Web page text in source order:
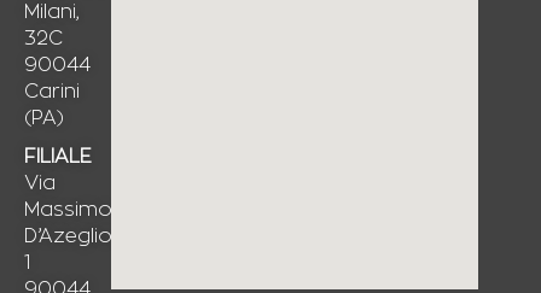
Milani,
32C
90044
Carini
(PA)
FILIALE
Via
Massimo
D’Azeglio,
1
90044